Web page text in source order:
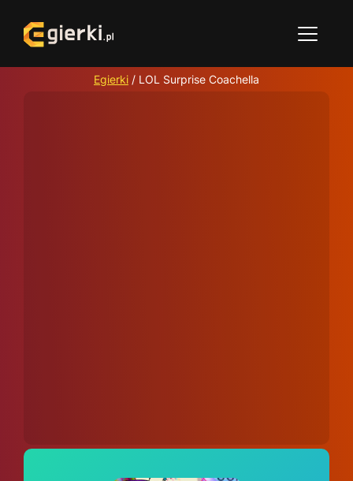
Egierki / LOL Surprise Coachella